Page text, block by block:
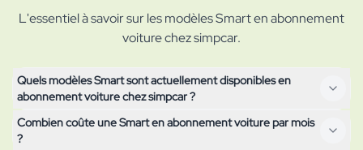
L'essentiel à savoir sur les modèles Smart en abonnement
voiture chez simpcar.
Quels modèles Smart sont actuellement disponibles en
abonnement voiture chez simpcar ?
Tous les modèles Smart actuellement disponibles en
Combien coûte une Smart en abonnement voiture par mois
?